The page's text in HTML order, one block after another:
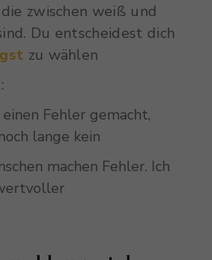
zwischen weiß und
Du entscheidest dich
zu wählen
Fehler gemacht,
lange kein
machen Fehler. Ich